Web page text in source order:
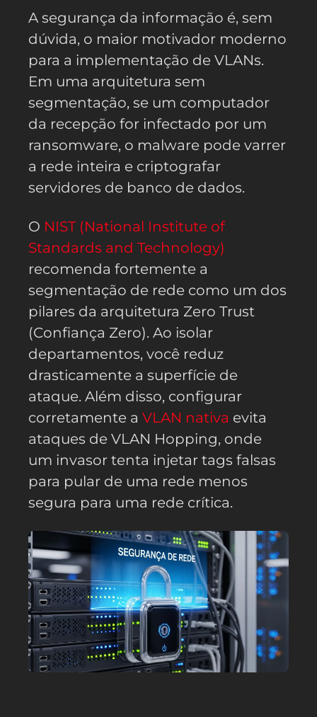
A segurança da informação é, sem
dúvida, o maior motivador moderno
para a implementação de VLANs.
Em uma arquitetura sem
segmentação, se um computador
da recepção for infectado por um
ransomware, o malware pode varrer
a rede inteira e criptografar
servidores de banco de dados.
O NIST (National Institute of
Standards and Technology)
recomenda fortemente a
segmentação de rede como um dos
pilares da arquitetura Zero Trust
(Confiança Zero). Ao isolar
departamentos, você reduz
drasticamente a superfície de
ataque. Além disso, configurar
corretamente a VLAN nativa evita
ataques de VLAN Hopping, onde
um invasor tenta injetar tags falsas
para pular de uma rede menos
segura para uma rede crítica.